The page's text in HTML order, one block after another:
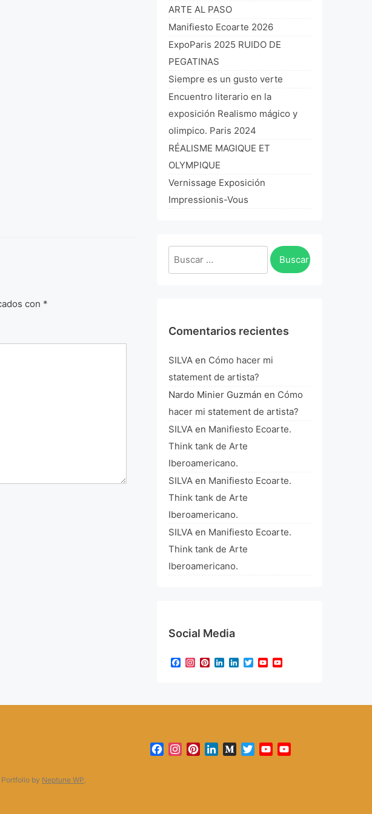
con *
ARTE AL PASO
Manifiesto Ecoarte 2026
ExpoParis 2025 RUIDO DE
PEGATINAS
Siempre es un gusto verte
Encuentro literario en la
exposición Realismo mágico y
olimpico. Paris 2024
RÉALISME MAGIQUE ET
OLYMPIQUE
Vernissage Exposición
Impressionis-Vous
Buscar:
Comentarios recientes
SILVA en Cómo hacer mi
statement de artista?
Nardo Minier Guzmán en Cómo
hacer mi statement de artista?
SILVA en Manifiesto Ecoarte.
Think tank de Arte
Iberoamericano.
SILVA en Manifiesto Ecoarte.
Think tank de Arte
Iberoamericano.
SILVA en Manifiesto Ecoarte.
Think tank de Arte
Iberoamericano.
Social Media
Facebook
Instagram
Pinterest
LinkedIn
LinkedIn
TwitterYouTube
Facebook
Instagram
PinterestLinkedInMediumTwitterYouTube
by Neptune WP.